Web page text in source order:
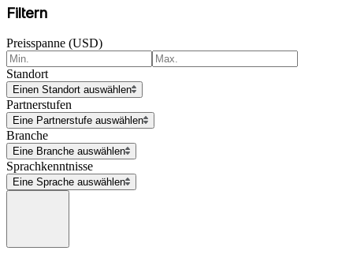
Filtern
Preisspanne (USD)
Standort
Einen Standort auswählen
Partnerstufen
Eine Partnerstufe auswählen
Branche
Eine Branche auswählen
Sprachkenntnisse
Eine Sprache auswählen